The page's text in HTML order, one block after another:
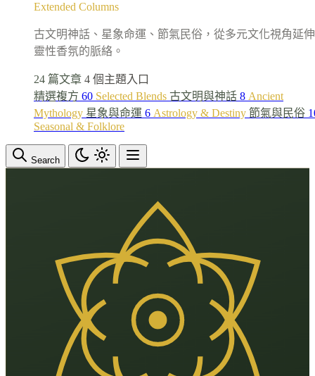
Extended Columns
古文明神話、星象命運、節氣民俗，從多元文化視角延伸
靈性香氛的脈絡。
24 篇文章 4 個主題入口
精選複方 60 Selected Blends 古文明與神話 8 Ancient
Mythology 星象與命運 6 Astrology & Destiny 節氣與民俗
Seasonal & Folklore
Search